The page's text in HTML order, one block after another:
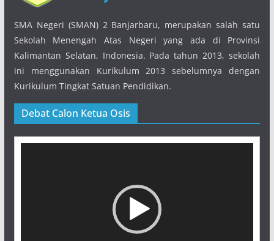
SMA Negeri (SMAN) 2 Banjarbaru, merupakan salah satu
Sekolah Menengah Atas Negeri yang ada di Provinsi
Kalimantan Selatan, Indonesia. Pada tahun 2013, sekolah
ini menggunakan Kurikulum 2013 sebelumnya dengan
Kurikulum Tingkat Satuan Pendidikan.
Debat Calon Ketua Osis